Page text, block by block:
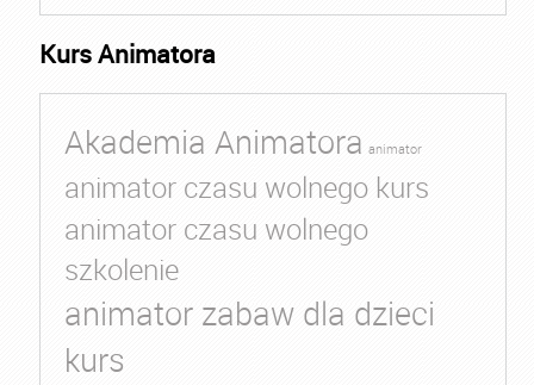
Kurs Animatora
Akademia Animatora animator
animator czasu wolnego kurs
animator czasu wolnego
szkolenie
animator zabaw dla dzieci
kurs